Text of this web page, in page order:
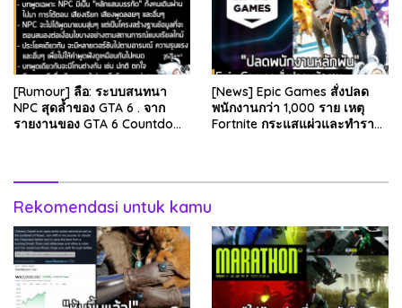
[Rumour] ลือ: ระบบสนทนา
NPC สุดล้ำของ GTA 6 . จาก
รายงานของ GTA 6 Countdown
[News] Epic Games สั่งปลด
พนักงานกว่า 1,000 ราย เหตุ
Fortnite กระแสแผ่วและทำราย
Rekomendasi untuk kamu